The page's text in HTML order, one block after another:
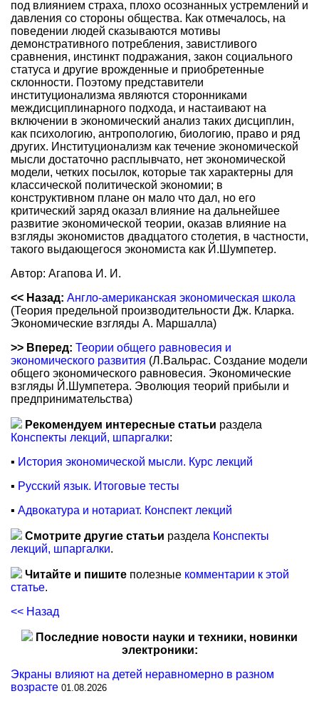
под влиянием страха, плохо осознанных устремлений и
давления со стороны общества. Как отмечалось, на
поведении людей сказываются мотивы
демонстративного потребления, завистливого
сравнения, инстинкт подражания, закон социального
статуса и другие врожденные и приобретенные
склонности. Поэтому представители
институционализма являются сторонниками
междисциплинарного подхода, и настаивают на
включении в экономический анализ таких дисциплин,
как психологию, антропологию, биологию, право и ряд
других. Институционализм как течение экономической
мысли достаточно расплывчато, нет экономической
модели, четких посылок, которые так характерны для
классической политической экономии; в
конструктивном плане он мало что дал, но его
критический заряд оказал влияние на дальнейшее
развитие экономической теории, оказав влияние на
взгляды экономистов двадцатого столетия, в частности,
такого выдающегося экономиста как Й.Шумпетер.
Автор: Агапова И. И.
<< Назад: Англо-американская экономическая школа
(Теория предельной производительности Дж. Кларка.
Экономические взгляды А. Маршалла)
>> Вперед: Теории общего равновесия и
экономического развития (Л.Вальрас. Создание модели
общего экономического равновесия. Экономические
взгляды Й.Шумпетера. Эволюция теорий прибыли и
предпринимательства)
Рекомендуем интересные статьи раздела
Конспекты лекций, шпаргалки:
▪ История экономической мысли. Курс лекций
▪ Русский язык. Итоговые тесты
▪ Адвокатура и нотариат. Конспект лекций
Смотрите другие статьи раздела Конспекты
лекций, шпаргалки.
Читайте и пишите полезные комментарии к этой
статье.
<< Назад
Последние новости науки и техники, новинки
электроники:
Экраны влияют на детей неравномерно в разном
возрасте 01.08.2026